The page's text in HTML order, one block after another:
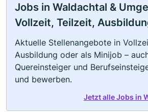
Jobs in Waldachtal &
Vollzeit, Teilzeit,
Aktuelle Stellenangebote in
Ausbildung oder als Minijob –
Quereinsteiger und
und bewerben.
Jetzt alle Jobs in